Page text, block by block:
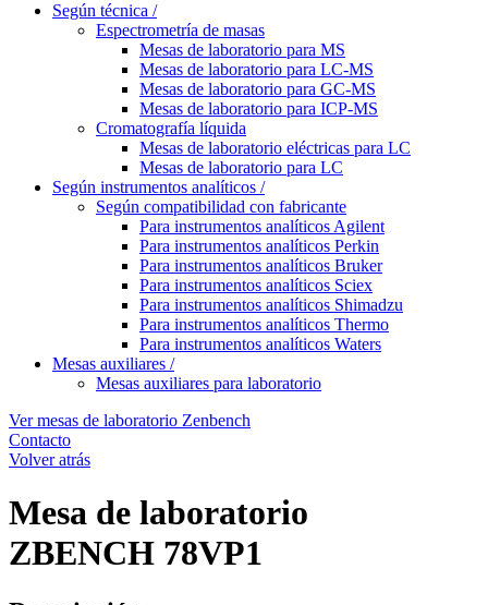
Según técnica /
Espectrometría de masas
Mesas de laboratorio para MS
Mesas de laboratorio para LC-MS
Mesas de laboratorio para GC-MS
Mesas de laboratorio para ICP-MS
Cromatografía líquida
Mesas de laboratorio eléctricas para LC
Mesas de laboratorio para LC
Según instrumentos analíticos /
Según compatibilidad con fabricante
Para instrumentos analíticos Agilent
Para instrumentos analíticos Perkin
Para instrumentos analíticos Bruker
Para instrumentos analíticos Sciex
Para instrumentos analíticos Shimadzu
Para instrumentos analíticos Thermo
Para instrumentos analíticos Waters
Mesas auxiliares /
Mesas auxiliares para laboratorio
Ver mesas de laboratorio Zenbench
Contacto
Volver atrás
Mesa de laboratorio
ZBENCH 78VP1